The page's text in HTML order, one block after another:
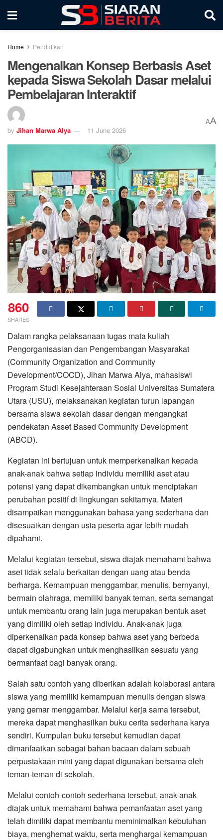
Home Pendidikan
Mengenalkan Konsep Berbasis Aset
kepada Siswa Sekolah Dasar melalui
Pembelajaran Interaktif
by Jihan Marwa Alya 11 June 2026
AA
860
SHARES
Dalam rangka pelaksanaan tugas mata kuliah
Pengorganisasian dan Pengembangan Masyarakat
(Community Organization and Community
Development/COCD), Jihan Marwa Alya, mahasiswi
Program Studi Kesejahteraan Sosial Universitas Sumatera
Utara (USU), melaksanakan kegiatan turun lapangan
bersama siswa sekolah dasar dengan mengangkat
pendekatan Asset Based Community Development
(ABCD).
Kegiatan ini bertujuan untuk memperkenalkan kepada
anak-anak bahwa setiap individu memiliki aset atau
potensi yang dapat dikembangkan untuk menciptakan
perubahan positif di lingkungan sekitarnya. Materi
disampaikan menggunakan bahasa yang sederhana dan
disesuaikan dengan usia peserta agar lebih mudah
dipahami.
Melalui kegiatan tersebut, siswa diajak memahami bahwa
aset tidak selalu berkaitan dengan uang atau benda
berharga. Kemampuan menggambar, menulis, bernyanyi,
bermain olahraga, memiliki banyak teman, serta semangat
untuk membantu orang lain juga merupakan bentuk aset
yang dimiliki oleh setiap individu. Anak-anak juga
diperkenalkan pada konsep bahwa aset yang berbeda
dapat digabungkan untuk menghasilkan sesuatu yang
bermanfaat bagi banyak orang.
Salah satu contoh yang diberikan adalah kolaborasi antara
siswa yang memiliki kemampuan menulis dengan siswa
yang gemar menggambar. Melalui kerja sama tersebut,
mereka dapat menghasilkan buku cerita sederhana karya
sendiri. Kumpulan buku tersebut kemudian dapat
dimanfaatkan sebagai bahan bacaan dalam sebuah
perpustakaan mini yang dapat digunakan bersama oleh
teman-teman di sekolah.
Melalui contoh-contoh sederhana tersebut, anak-anak
diajak untuk memahami bahwa pemanfaatan aset yang
telah dimiliki dapat membantu meminimalkan kebutuhan
biaya, menghemat waktu, serta menghargai kemampuan